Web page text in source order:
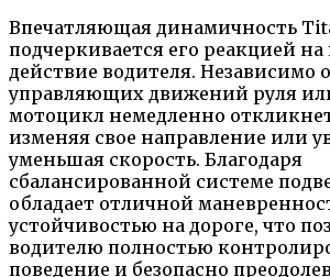
Впечатляющая динамичность
подчеркивается его реакцией на
действие водителя. Независимо
управляющих движений руля
мотоцикл немедленно
изменяя свое направление или
уменьшая скорость. Благодаря
сбалансированной системе
обладает отличной
устойчивостью на дороге, что
водителю полностью
поведение и безопасно